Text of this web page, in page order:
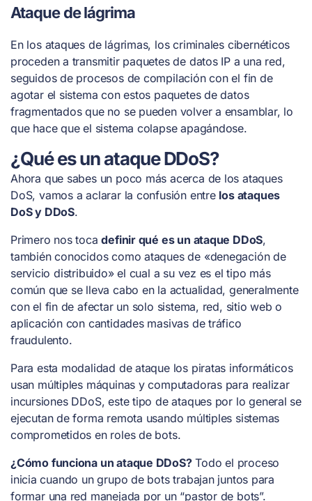
Ataque de lágrima
En los ataques de lágrimas, los criminales cibernéticos
proceden a transmitir paquetes de datos IP a una red,
seguidos de procesos de compilación con el fin de
agotar el sistema con estos paquetes de datos
fragmentados que no se pueden volver a ensamblar, lo
que hace que el sistema colapse apagándose.
¿Qué es un ataque DDoS?
Ahora que sabes un poco más acerca de los ataques
DoS, vamos a aclarar la confusión entre los ataques
DoS y DDoS.
Primero nos tocadefinir qué es un ataque DDoS,
también conocidos como ataques de «denegación de
servicio distribuido» el cual a su vez es el tipo más
común que se lleva cabo en la actualidad, generalmente
con el fin de afectar un solo sistema, red, sitio web o
aplicación con cantidades masivas de tráfico
fraudulento.
Para esta modalidad de ataque los piratas informáticos
usan múltiples máquinas y computadoras para realizar
incursiones DDoS, este tipo de ataques por lo general se
ejecutan de forma remota usando múltiples sistemas
comprometidos en roles de bots.
¿Cómo funciona un ataque DDoS?Todo el proceso
inicia cuando un grupo de bots trabajan juntos para
formar una red manejada por un “pastor de bots”.